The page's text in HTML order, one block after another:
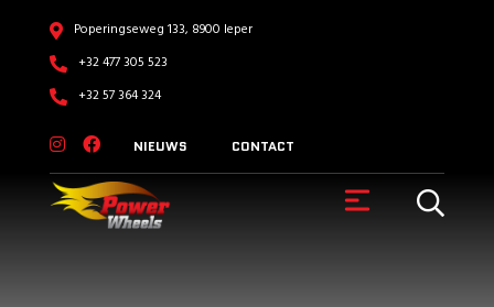
Poperingseweg 133, 8900 Ieper
+32 477 305 523
+32 57 364 324
NIEUWS CONTACT